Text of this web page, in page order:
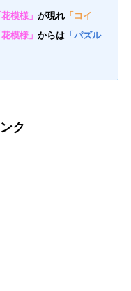
花模様」が現れ 「コイ
花模様」からは 「パズル
ク